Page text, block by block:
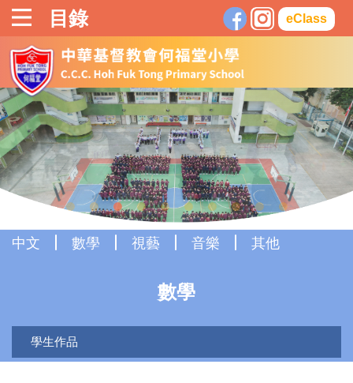
目錄 eClass
中文 數學 視藝 音樂 其他
數學
學生作品